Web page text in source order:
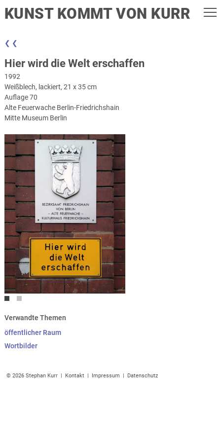
KUNST KOMMT VON KURR
❮ ❮
Hier wird die Welt erschaffen
1992
Weißblech, lackiert, 21 x 35 cm
Auflage 70
Alte Feuerwache Berlin-Friedrichshain
Mitte Museum Berlin
Verwandte Themen
öffentlicher Raum
Wortbilder
© 2026 Stephan Kurr | Kontakt | Impressum | Datenschutz